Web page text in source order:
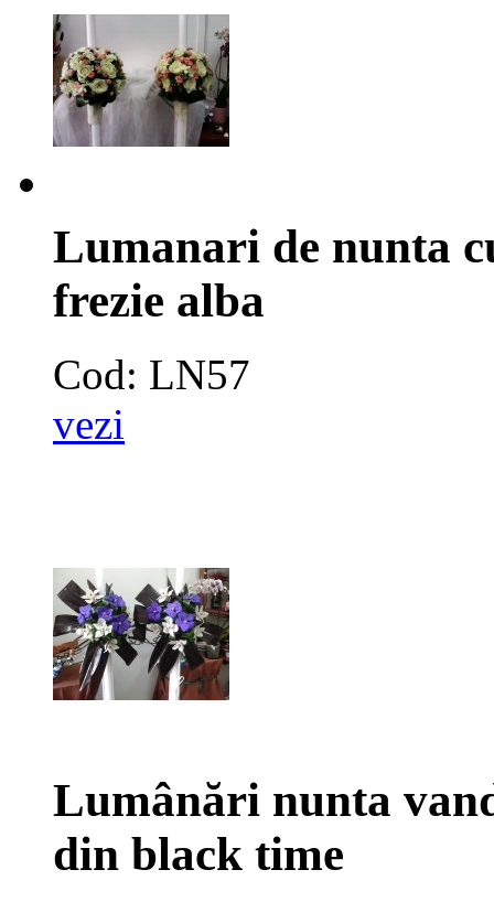
Lumanari de nunta
frezie alba
Cod: LN57
vezi
Lumânări nunta
din black time